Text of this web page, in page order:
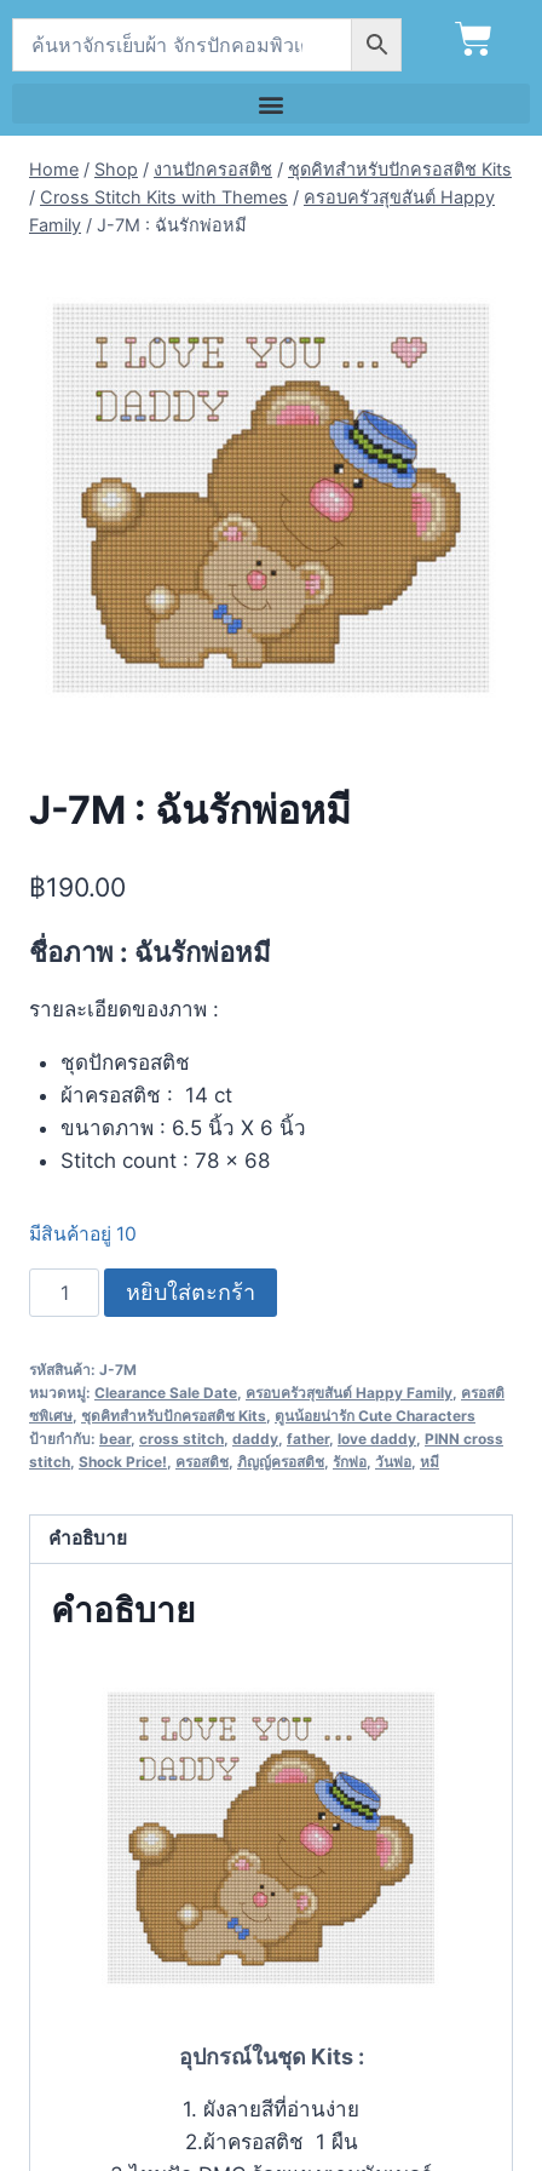
Home / Shop / งานปักครอสติช / ชุดคิทสำหรับปักครอสติช Kits
/ Cross Stitch Kits with Themes / ครอบครัวสุขสันต์ Happy
Family / J-7M : ฉันรักพ่อหมี
J-7M : ฉันรักพ่อหมี
฿190.00
ชื่อภาพ : ฉันรักพ่อหมี
รายละเอียดของภาพ :
ชุดปักครอสติช
ผ้าครอสติช : 14 ct
ขนาดภาพ : 6.5 นิ้ว X 6 นิ้ว
Stitch count : 78 x 68
มีสินค้าอยู่ 10
หยิบใส่ตะกร้า
รหัสสินค้า: J-7M
หมวดหมู่: Clearance Sale Date ครอบครัวสุขสันต์ Happy Family ครอสติ
ซพิเศษ ชุดคิทสำหรับปักครอสติช Kits ตูนน้อยน่ารัก Cute Characters
ป้ายกำกับ: bear, cross stitch daddy father, love daddy PINN cross
stitch Shock Price! ครอสติช ภิญญ์ครอสติช รักพ่อ วันพ่อ หมี
คำอธิบาย
คำอธิบาย
อุปกรณ์ในชุด Kits :
1. ผังลายสีที่อ่านง่าย
2.ผ้าครอสติช 1 ผืน